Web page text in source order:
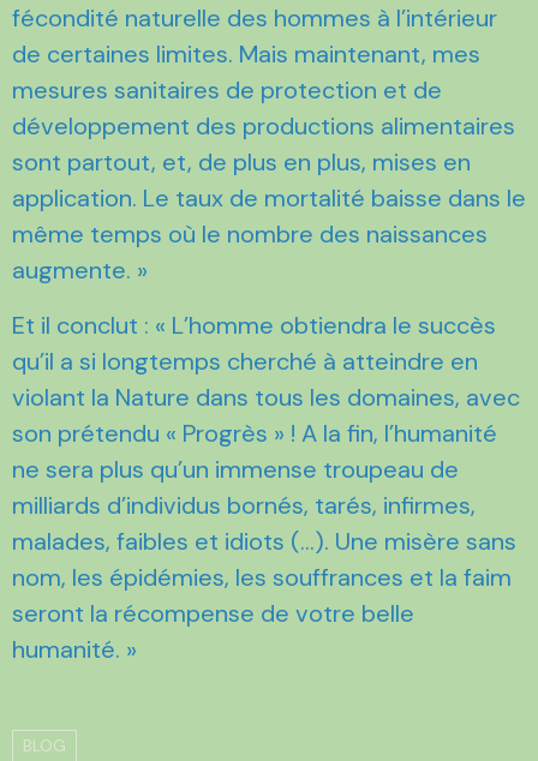
fécondité naturelle des hommes à l’intérieur
de certaines limites. Mais maintenant, mes
mesures sanitaires de protection et de
développement des productions alimentaires
sont partout, et, de plus en plus, mises en
application. Le taux de mortalité baisse dans le
même temps où le nombre des naissances
augmente. »
Et il conclut : « L’homme obtiendra le succès
qu’il a si longtemps cherché à atteindre en
violant la Nature dans tous les domaines, avec
son prétendu « Progrès » ! A la fin, l’humanité
ne sera plus qu’un immense troupeau de
milliards d’individus bornés, tarés, infirmes,
malades, faibles et idiots (…). Une misère sans
nom, les épidémies, les souffrances et la faim
seront la récompense de votre belle
humanité. »
BLOG